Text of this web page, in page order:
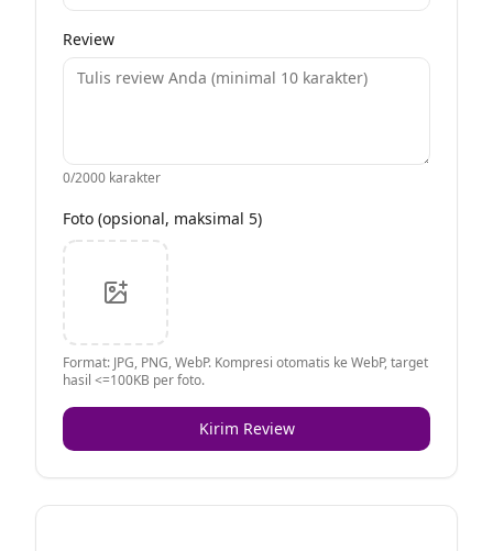
Review
0/2000 karakter
Foto (opsional, maksimal 5)
Format: JPG, PNG, WebP. Kompresi otomatis ke WebP, target
hasil <=100KB per foto.
Kirim Review